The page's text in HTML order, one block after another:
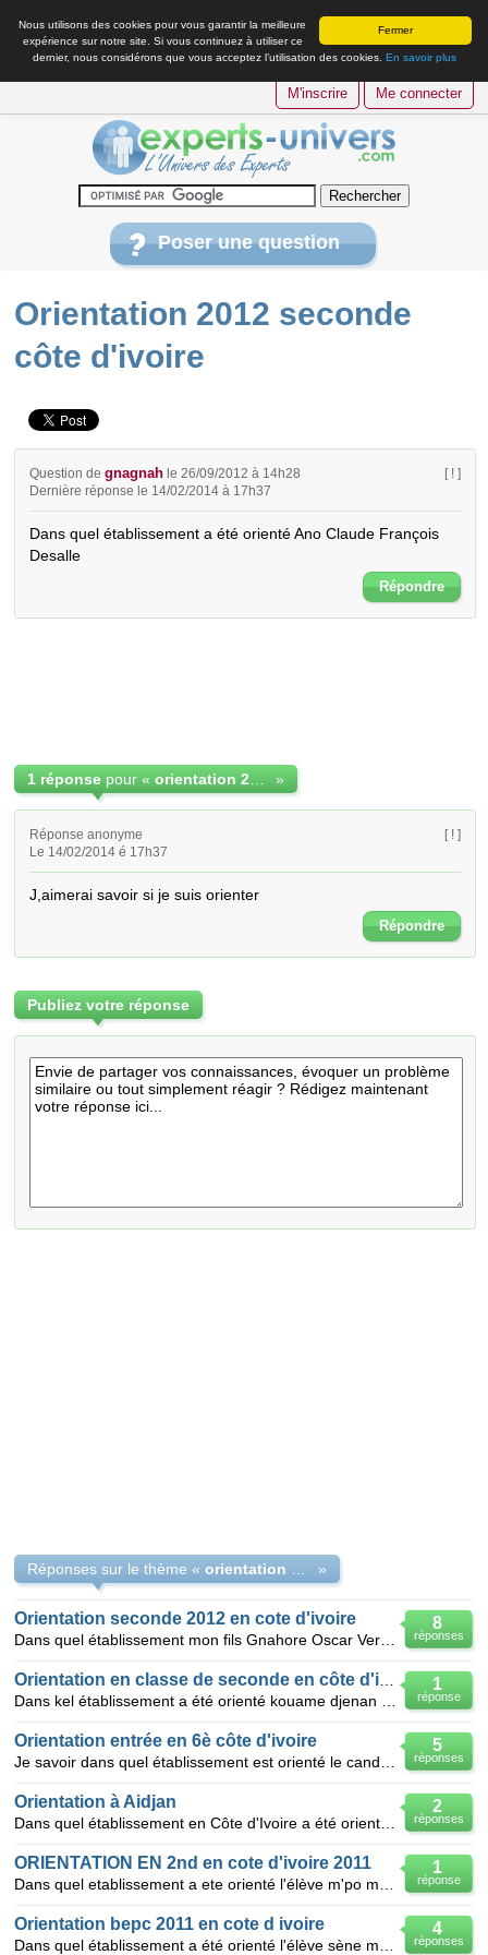
Fermer
Nous utilisons des cookies pour vous garantir la meilleure
expérience sur notre site. Si vous continuez à utiliser ce
dernier, nous considérons que vous acceptez l’utilisation des cookies. En savoir plus
M'inscrire Me connecter
Poser une question
Orientation 2012 seconde
côte d'ivoire
Question degnagnah le 26/09/2012 à 14h28
Dernière réponse le 14/02/2014 à 17h37
[ ! ]
Dans quel établissement a été orienté Ano Claude François
Desalle
Répondre
1 réponse pour « »
Réponse anonyme
Le 14/02/2014 é 17h37
[ ! ]
J,aimerai savoir si je suis orienter
Répondre
Publiez votre réponse
Réponses sur le thème « »
8
réponses
Orientation seconde 2012 en cote d'ivoire
1
réponse
5
réponses
Orientation entrée en 6è côte d'ivoire
2
réponses
Orientation à Aidjan
1
réponse
ORIENTATION EN 2nd en cote d'ivoire 2011
4
réponses
Orientation bepc 2011 en cote d ivoire